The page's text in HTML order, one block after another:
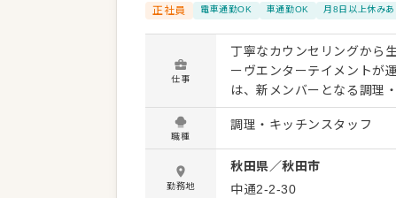
正社員 電車通勤OK 車通勤OK 月8日以上休みあ
仕事
丁寧なカウンセリングから
ーヴエンターテイメントが
は、新メンバーとなる調理・キッチン
食の枠にとらわれず、様々
す。実務経験者の方を対象
ます。 お仕事の具体的なポイントは次の通りです。 ・婚礼フルコース、カフェメニュー、各種
デザート等の洋食調理全般
活用や、転勤なしの働き方の選択も可能 実力主義の環境だからこ
職種
調理・キッチンスタッフ
勤務地
秋田県／秋田市
中通2-2-30